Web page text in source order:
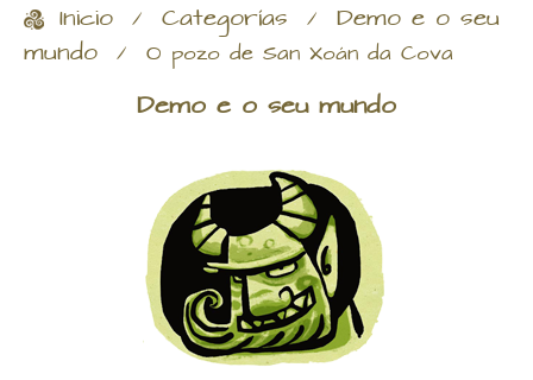
Inicio / Categorías / Demo e o seu
mundo / O pozo de San Xoán da Cova
Demo e o seu mundo